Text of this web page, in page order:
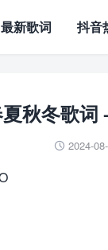
最新歌词 抖音
秋冬歌
 2024-